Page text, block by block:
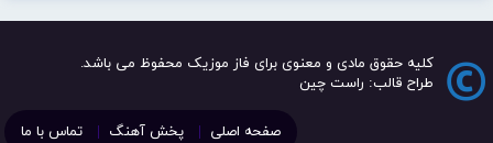
کلیه حقوق مادی و معنوی برای فاز موزیک محفوظ می باشد.
طراح قالب: راست چین
صفحه اصلی پخش آهنگ تماس با ما